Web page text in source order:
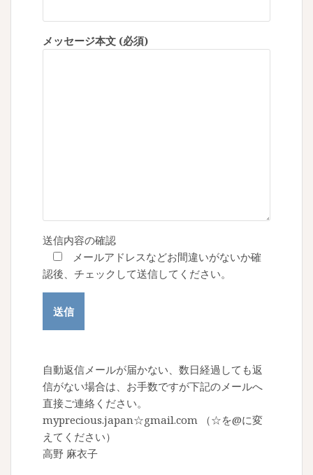
メッセージ本文 (必須)
送信内容の確認
メールアドレスなどお間違いがないか確
認後、チェックして送信してください。
自動返信メールが届かない、数日経過しても返
信がない場合は、お手数ですが下記のメールへ
直接ご連絡ください。
myprecious.japan☆gmail.com （☆を@に変
えてください）
高野 麻衣子